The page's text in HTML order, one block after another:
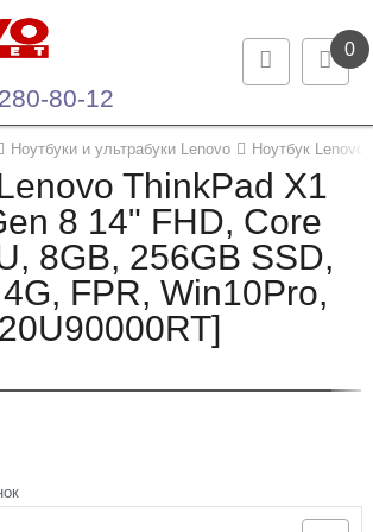
0
80-12
Ноутбуки и ультрабуки Lenovo Ноутбук
ThinkPad X1
8 14" FHD, Core
8GB, 256GB SSD,
FPR, Win10Pro,